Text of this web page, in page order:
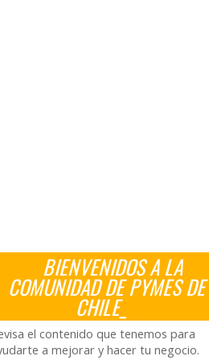
BIENVENIDOS A LA
COMUNIDAD DE PYMES DE
CHILE_
el contenido que tenemos para
a mejorar y hacer tu negocio.